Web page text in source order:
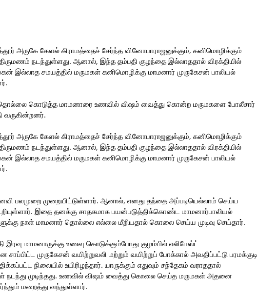
அருகே கேளல் கிராமத்தைச் சேர்ந்த வினோபாராஜனுக்கும், கனிமொழிக்கும்
நடந்துள்ளது. ஆனால், இந்த தம்பதி குழந்தை இல்லாததால் விரக்தியில்
இல்லாத சமயத்தில் மருமகள் கனிமொழிக்கு மாமனார் முருகேசன் பாலியல்
தொல்லை கொடுத்த மாமனாரை உணவில் விஷம் வைத்து கொன்ற மருமகளை போலீசார்
வருகின்றனர்.
அருகே கேளல் கிராமத்தைச் சேர்ந்த வினோபாராஜனுக்கும், கனிமொழிக்கும்
நடந்துள்ளது. ஆனால், இந்த தம்பதி குழந்தை இல்லாததால் விரக்தியில்
இல்லாத சமயத்தில் மருமகள் கனிமொழிக்கு மாமனார் முருகேசன் பாலியல்
பலமுறை முறையிட்டுள்ளார். ஆனால், எனது தந்தை அப்படியெல்லாம் செய்ய
இதை தனக்கு சாதகமாக பயன்படுத்திக்கொண்ட மாமனார்பாலியல்
நாள் மாமனார் தொல்லை எல்லை மீறியதால் கொலை செய்ய முடிவு செய்தார்.
மாமனாருக்கு உணவு கொடுக்கும்போது குழம்பில் எலிபேஸ்ட்
முருகேசன் வயிற்றுவலி மற்றும் வயிற்றுப் போக்கால் அவதிப்பட்டு பரமக்குடி
நிலையில் உயிரிழந்தார். யாருக்கும் எதுவும் சந்தேகம் வராததால்
நடந்து முடிந்தது. உணவில் விஷம் வைத்து கொலை செய்த மருமகள் அதனை
மறைத்து வந்துள்ளார்.